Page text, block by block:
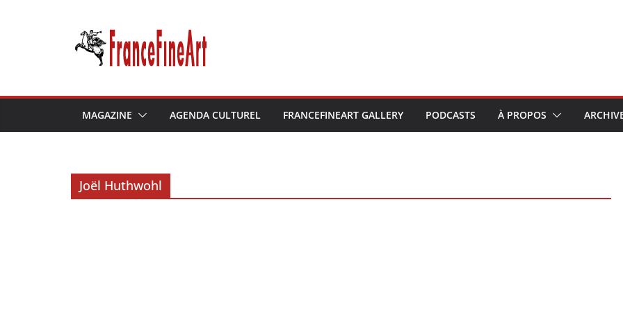
MAGAZINE AGENDA CULTUREL FRANCEFINEART GALLERY PODCASTS À PROPOS
Joël Huthwohl